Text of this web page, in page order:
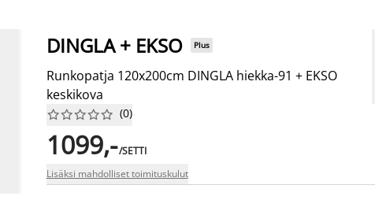
DINGLA + EKSO Plus
Runkopatja 120x200cm DINGLA hiekka-91 + EKSO
keskikova





 (0)
1099,-/SETTI
Lisäksi mahdolliset toimituskulut